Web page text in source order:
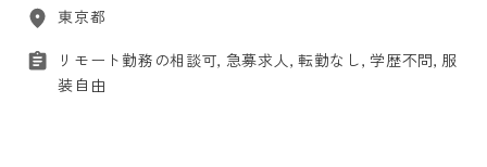
東京都
リモート勤務の相談可, 急募求人, 転勤なし, 学歴不問, 服
装自由